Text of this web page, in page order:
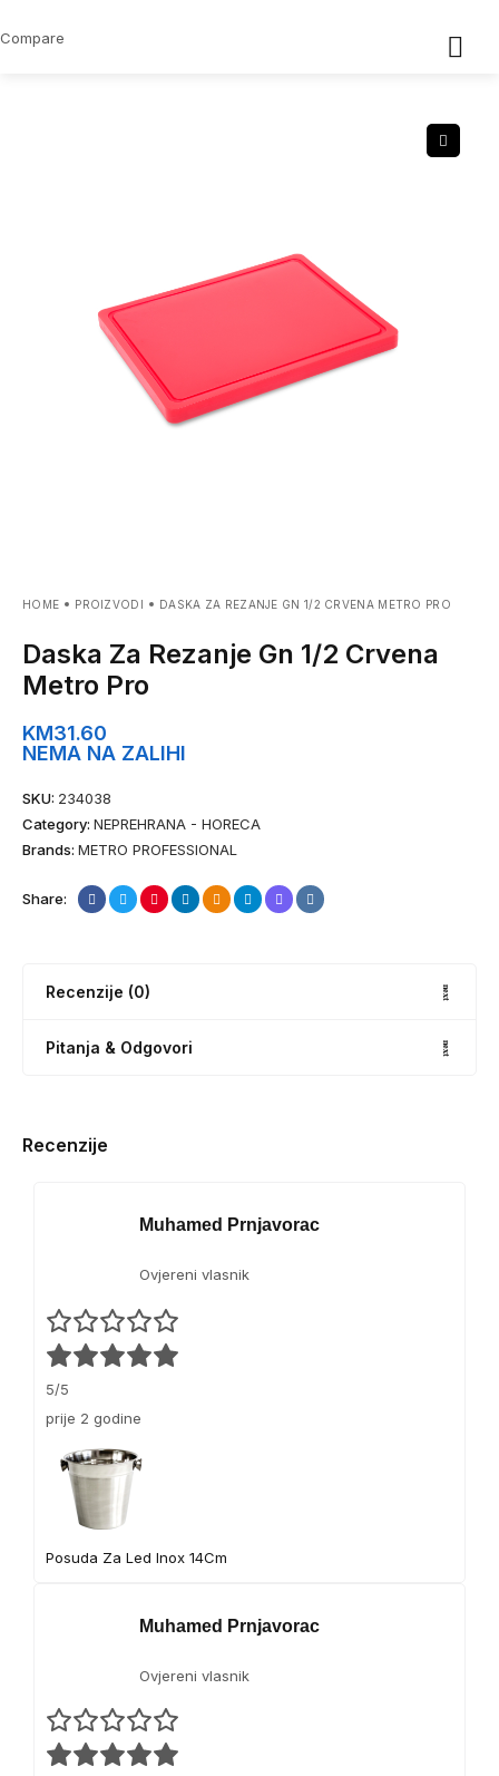
HOME PROIZVODI DASKA ZA REZANJE GN 1/2 CRVENA METRO PRO
Daska Za Rezanje Gn 1/2 Crvena
Metro Pro
KM31.60
NEMA NA ZALIHI
SKU: 234038
Category: NEPREHRANA - HORECA
Brands: METRO PROFESSIONAL
Share:
Recenzije (0)
Pitanja & Odgovori
Recenzije
Muhamed Prnjavorac
Ovjereni vlasnik
5/5
prije 2 godine
Posuda Za Led Inox 14Cm
Muhamed Prnjavorac
Ovjereni vlasnik
Compare